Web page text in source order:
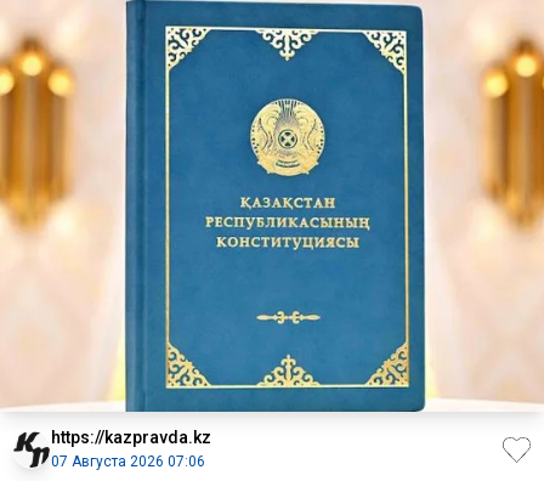
https://kazpravda.kz
07 Августа 2026 07:06